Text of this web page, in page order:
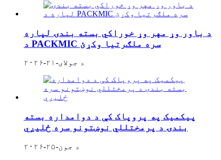
د باور وړ مهر وړ خوراکي بسته بندۍ لپاره
د PACKMIC سره ملګرتیا وکړئ
د جولای-۲۱-۲۰۲۶
پیکمیک په پروپاک کې د دوامداره بسته
بندۍ د پرمختللي نوښتونو سره ځلیږي
د جون-۲۵-۲۰۲۶